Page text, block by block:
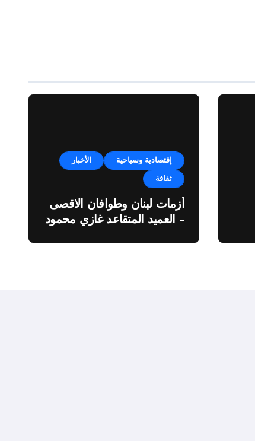
إقتصادية وسياحية الأخبار
ثقافة
أزمات لبنان وطوافان الاقصى
– العميد المتقاعد غازي محمود